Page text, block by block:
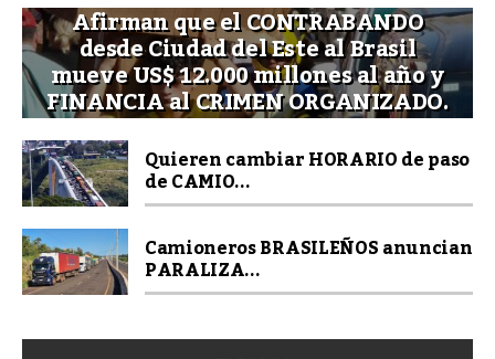
Afirman que el CONTRABANDO
desde Ciudad del Este al Brasil
mueve US$ 12.000 millones al año y
FINANCIA al CRIMEN ORGANIZADO.
Quieren cambiar HORARIO de paso
de CAMIO...
Camioneros BRASILEÑOS anuncian
PARALIZA...